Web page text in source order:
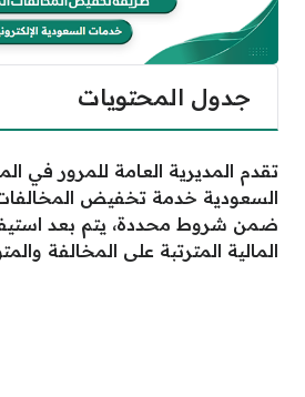
جدول المحتويات
تقدم المديرية العامة للمرور في
السعودية خدمة تخفيض المخالفات
ضمن شروط محددة، يتم بعد
المالية المترتبة على المخالفة